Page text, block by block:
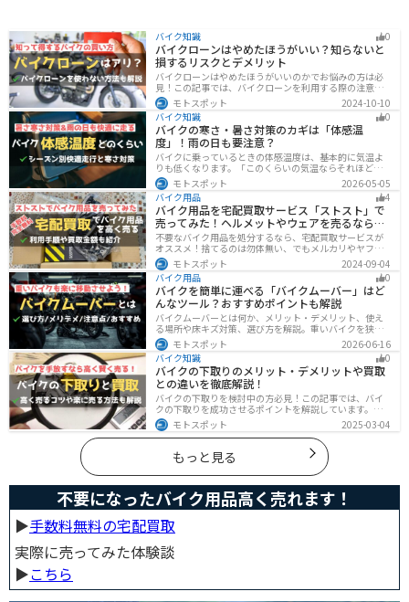
バイク知識 0
バイクローンはやめたほうがいい？知らないと
損するリスクとデメリット
バイクローンはやめたほうがいいのかでお悩みの方は必
見！この記事では、バイクローンを利用する際の注意点
や失敗しない選び方を解説しています。実は、バイクロ
ーンの選び方にはコツがあります。この記事を読めば、
自分に合った賢い選択をすることが可能です。
モトスポット
2024-10-10
バイク知識
0
バイクの寒さ・暑さ対策のカギは「体感温
度」！雨の日も要注意？
バイクに乗っているときの体感温度は、基本的に気温よ
りも低くなります。「このくらいの気温ならそれほど寒
くないだろう」そう考えて通常の装備でバイクに乗った
ら大変な目に遭った・・・そんな経験のあるライダーも
多いのではないでしょうか。今回はバイク走行中の体感
温度についてご紹介します。体感温度を考慮した快適走
行のポイントもまとめました。季節や天候を問わずバイ
クに乗る！そんなライダーの方はぜひ参考にしてみてく
ださい。[phtml blog-first-h2-module]バイク走行時の体
感温度は気温より低め？バイク走行時の体感温度は気温
と同じではありません。なぜ
モトスポット
2026-05-05
バイク用品
4
バイク用品を宅配買取サービス「ストスト」で
売ってみた！ヘルメットやウェアを売るならオ
ススメ
不要なバイク用品を処分するなら、宅配買取サービスが
オススメ！捨てるのは勿体無い、でもメルカリやヤフオ
クに出すのは面倒だし手数料がかかる...STST（ストス
ト）なら手数料や送料など完全無料で、自宅から送るだ
けでOKなので超簡単に売れます！ストストを実際に使っ
てみたので、流れや買取金額などを紹介します。
モトスポット
2024-09-04
バイク用品
0
バイクを簡単に運べる「バイクムーバー」はど
んなツール？おすすめポイントも解説
バイクムーバーとは何か、メリット・デメリット、使え
る場所や床キズ対策、選び方を解説。重いバイクを狭い
ガレージで楽に移動したい方へ、ワールドウォークやFov
nyなどおすすめ商品2選の特徴も紹介します。駐車時の切
り返しや転倒の不安を減らしたいライダー必見です。導
入前の注意点もわかります。安全面まで確認。
モトスポット
2026-06-16
バイク知識
0
バイクの下取りのメリット・デメリットや買取
との違いを徹底解説！
バイクの下取りを検討中の方必見！この記事では、バイ
クの下取りを成功させるポイントを解説しています。実
は、下取りは現金化の手間を省き、乗り換え当日までバ
イクに乗れる一方で、査定額が低くなる場合も多いため
注意が必要です。この記事を読めば、よい条件で下取り
を進めるコツがわかります。
モトスポット 2025-03-04
もっと見る
不要になったバイク用品高く売れます！
▶︎手数料無料の宅配買取
実際に売ってみた体験談
▶︎こちら